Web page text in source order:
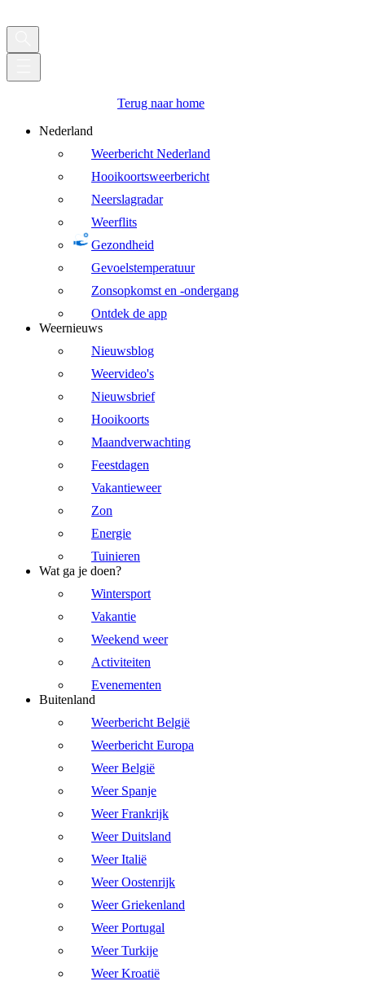
Terug naar home
Nederland
Weerbericht Nederland
Hooikoortsweerbericht
Neerslagradar
Weerflits
Gezondheid
Gevoelstemperatuur
Zonsopkomst en -ondergang
Ontdek de app
Weernieuws
Nieuwsblog
Weervideo's
Nieuwsbrief
Hooikoorts
Maandverwachting
Feestdagen
Vakantieweer
Zon
Energie
Tuinieren
Wat ga je doen?
Wintersport
Vakantie
Weekend weer
Activiteiten
Evenementen
Buitenland
Weerbericht België
Weerbericht Europa
Weer België
Weer Spanje
Weer Frankrijk
Weer Duitsland
Weer Italië
Weer Oostenrijk
Weer Griekenland
Weer Portugal
Weer Turkije
Weer Kroatië